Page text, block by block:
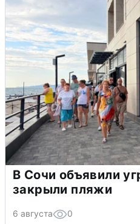
В Сочи объявили
закрыли пляжи
6 августа 0